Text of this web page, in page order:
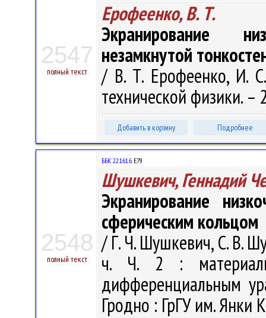
2547
полный текст
Ерофеенко, В. Т.
Экранирование
незамкнутой
/ В. Т. Ерофеенко, И.
технической физики.
Добавить в корзину Подробнее
2548
полный текст
ББК 22.161.6 Е79
Шушкевич, Геннадий
Экранирование
сферическим кольцом
/ Г. Ч. Шушкевич, С. В.
ч. Ч. 2 :
дифференциальным
Гродно : ГрГУ им. Янки